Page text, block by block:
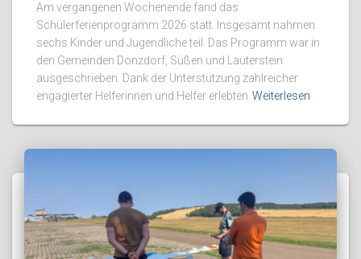
Am vergangenen Wochenende fand das
Schülerferienprogramm 2026 statt. Insgesamt nahmen
sechs Kinder und Jugendliche teil. Das Programm war in
den Gemeinden Donzdorf, Süßen und Lauterstein
ausgeschrieben. Dank der Unterstützung zahlreicher
engagierter Helferinnen und Helfer erlebten Weiterlesen